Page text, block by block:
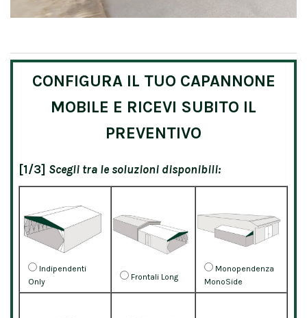
CONFIGURA IL TUO CAPANNONE
MOBILE E RICEVI SUBITO IL
PREVENTIVO
[1/3] Scegli tra le soluzioni disponibili:
Indipendenti
Only
Frontali Long
Monopendenza
MonoSide